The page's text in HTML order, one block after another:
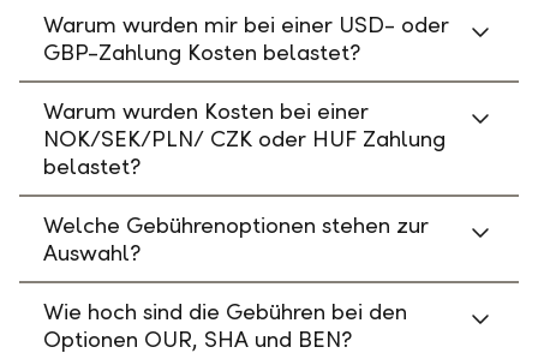
Warum wurden mir bei einer USD- oder
GBP-Zahlung Kosten belastet?
Warum wurden Kosten bei einer
NOK/SEK/PLN/ CZK oder HUF Zahlung
belastet?
Welche Gebührenoptionen stehen zur
Auswahl?
Wie hoch sind die Gebühren bei den
Optionen OUR, SHA und BEN?